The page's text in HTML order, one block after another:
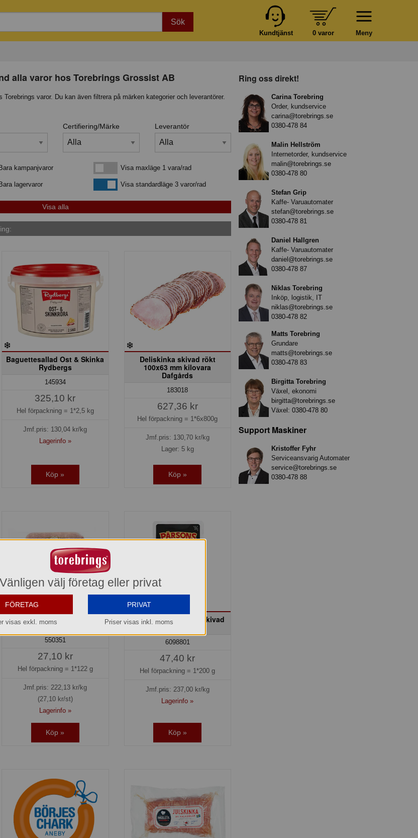
Sök
Meny
0 varor
Kundtjänst
alla varor hos Torebrings Grossist AB
varor. Du kan även filtrera på märken kategorier och leverantörer.
Certifiering/Märke Leverantör
Bara kampanjvaror
Bara lagervaror
Visa maxläge 1 vara/rad
Visa maxläge 1 vara/rad
Visa standardlägeVisa standardläge 3 varor/rad
Baguettesallad Ost & Skinka
Rydbergs
145934
325,10 kr
Hel förpackning = 1*2,5 kg
Jmf.pris: 130,04 kr/kg
Lagerinfo »
Köp »
Deliskinka skivad rökt
100x63 mm kilovara
Dafgårds
183018
627,36 kr
Hel förpackning = 1*6x800g
Jmf.pris: 130,70kr/kg
Lager: 5 kg
Köp »
Fralla Ost & Skinka GOOD
550351
27,10 kr
Hel förpackning = 1*122 g
Jmf.pris: 222,13 kr/kg
(27,10 kr/st)
Lagerinfo »
Köp »
Gourmetskinka kokt skivad
Pärsons
6098801
47,40 kr
Hel förpackning = 1*200 g
Jmf.pris: 237,00kr/kg
Lagerinfo »
Köp »
Ring oss direkt!
Carina Torebring
Order, kundservice
carina@torebrings.se
0380-478 84
Malin Hellström
Internetorder, kundservice
malin@torebrings.se
0380-478 80
Stefan Grip
Kaffe- Varuautomater
stefan@torebrings.se
0380-478 81
Daniel Hallgren
Kaffe- Varuautomater
daniel@torebrings.se
0380-478 87
Niklas Torebring
Inköp, logistik, IT
niklas@torebrings.se
0380-478 82
Matts Torebring
Grundare
matts@torebrings.se
0380-478 83
Birgitta Torebring
Växel, ekonomi
birgitta@torebrings.se
Växel: 0380-478 80
Support Maskiner
Kristoffer Fyhr
Serviceansvarig Automater
service@torebrings.se
0380-478 88
Vänligen välj företag eller privat
FÖRETAG
visas exkl. moms
PRIVAT
Priser visas inkl. moms